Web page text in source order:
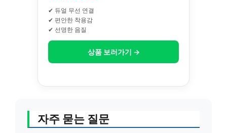
✔ 듀얼 무선 연결
✔ 편안한 착용감
✔ 선명한 음질
상품 보러가기 →
자주 묻는 질문